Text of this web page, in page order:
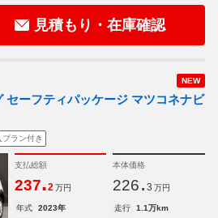
見積もり・在庫確認
NEW
セーフティパッケージ マツコネナビ
プラン付き
支払総額
237.2 万円
本体価格
226. 3 万円
年式 2023年 走行
1.1万km